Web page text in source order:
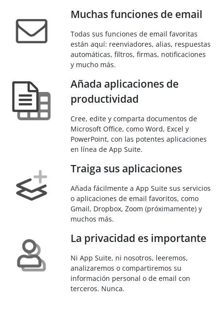
Muchas funciones de email
Todas sus funciones de email favoritas
están aquí: reenviadores, alias, respuestas
automáticas, filtros, firmas, notificaciones
y mucho más.
Añada aplicaciones de
productividad
Cree, edite y comparta documentos de
Microsoft Office, como Word, Excel y
PowerPoint, con las potentes aplicaciones
en línea de App Suite.
Traiga sus aplicaciones
Añada fácilmente a App Suite sus servicios
o aplicaciones de email favoritos, como
Gmail, Dropbox, Zoom (próximamente) y
muchos más.
La privacidad es importante
Ni App Suite, ni nosotros, leeremos,
analizaremos o compartiremos su
información personal o de email con
terceros. Nunca.